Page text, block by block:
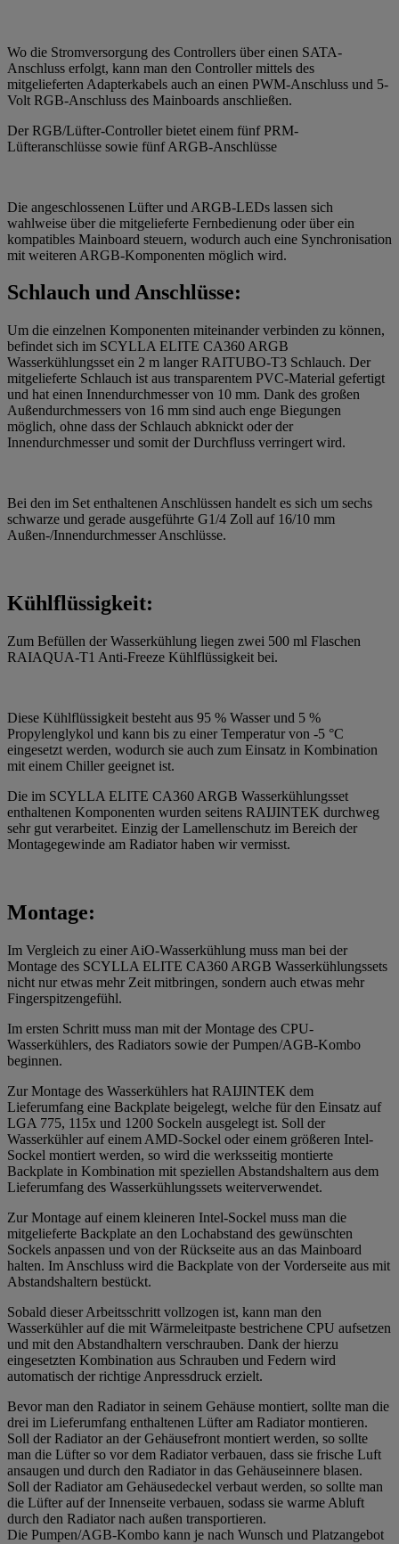
Wo die Stromversorgung des Controllers über einen SATA-
Anschluss erfolgt, kann man den Controller mittels des
mitgelieferten Adapterkabels auch an einen PWM-Anschluss und 5-
Volt RGB-Anschluss des Mainboards anschließen.
Der RGB/Lüfter-Controller bietet einem fünf PRM-
Lüfteranschlüsse sowie fünf ARGB-Anschlüsse
Die angeschlossenen Lüfter und ARGB-LEDs lassen sich
wahlweise über die mitgelieferte Fernbedienung oder über ein
kompatibles Mainboard steuern, wodurch auch eine Synchronisation
mit weiteren ARGB-Komponenten möglich wird.
Schlauch und Anschlüsse:
Um die einzelnen Komponenten miteinander verbinden zu können,
befindet sich im SCYLLA ELITE CA360 ARGB
Wasserkühlungsset ein 2 m langer RAITUBO-T3 Schlauch. Der
mitgelieferte Schlauch ist aus transparentem PVC-Material gefertigt
und hat einen Innendurchmesser von 10 mm. Dank des großen
Außendurchmessers von 16 mm sind auch enge Biegungen
möglich, ohne dass der Schlauch abknickt oder der
Innendurchmesser und somit der Durchfluss verringert wird.
Bei den im Set enthaltenen Anschlüssen handelt es sich um sechs
schwarze und gerade ausgeführte G1/4 Zoll auf 16/10 mm
Außen-/Innendurchmesser Anschlüsse.
Kühlflüssigkeit:
Zum Befüllen der Wasserkühlung liegen zwei 500 ml Flaschen
RAIAQUA-T1 Anti-Freeze Kühlflüssigkeit bei.
Diese Kühlflüssigkeit besteht aus 95 % Wasser und 5 %
Propylenglykol und kann bis zu einer Temperatur von -5 °C
eingesetzt werden, wodurch sie auch zum Einsatz in Kombination
mit einem Chiller geeignet ist.
Die im SCYLLA ELITE CA360 ARGB Wasserkühlungsset
enthaltenen Komponenten wurden seitens RAIJINTEK durchweg
sehr gut verarbeitet. Einzig der Lamellenschutz im Bereich der
Montagegewinde am Radiator haben wir vermisst.
Montage:
Im Vergleich zu einer AiO-Wasserkühlung muss man bei der
Montage des SCYLLA ELITE CA360 ARGB Wasserkühlungssets
nicht nur etwas mehr Zeit mitbringen, sondern auch etwas mehr
Fingerspitzengefühl.
Im ersten Schritt muss man mit der Montage des CPU-
Wasserkühlers, des Radiators sowie der Pumpen/AGB-Kombo
beginnen.
Zur Montage des Wasserkühlers hat RAIJINTEK dem
Lieferumfang eine Backplate beigelegt, welche für den Einsatz auf
LGA 775, 115x und 1200 Sockeln ausgelegt ist. Soll der
Wasserkühler auf einem AMD-Sockel oder einem größeren Intel-
Sockel montiert werden, so wird die werksseitig montierte
Backplate in Kombination mit speziellen Abstandshaltern aus dem
Lieferumfang des Wasserkühlungssets weiterverwendet.
Zur Montage auf einem kleineren Intel-Sockel muss man die
mitgelieferte Backplate an den Lochabstand des gewünschten
Sockels anpassen und von der Rückseite aus an das Mainboard
halten. Im Anschluss wird die Backplate von der Vorderseite aus mit
Abstandshaltern bestückt.
Sobald dieser Arbeitsschritt vollzogen ist, kann man den
Wasserkühler auf die mit Wärmeleitpaste bestrichene CPU aufsetzen
und mit den Abstandhaltern verschrauben. Dank der hierzu
eingesetzten Kombination aus Schrauben und Federn wird
automatisch der richtige Anpressdruck erzielt.
Bevor man den Radiator in seinem Gehäuse montiert, sollte man die
drei im Lieferumfang enthaltenen Lüfter am Radiator montieren.
Soll der Radiator an der Gehäusefront montiert werden, so sollte
man die Lüfter so vor dem Radiator verbauen, dass sie frische Luft
ansaugen und durch den Radiator in das Gehäuseinnere blasen.
Soll der Radiator am Gehäusedeckel verbaut werden, so sollte man
die Lüfter auf der Innenseite verbauen, sodass sie warme Abluft
durch den Radiator nach außen transportieren.
Die Pumpen/AGB-Kombo kann je nach Wunsch und Platzangebot